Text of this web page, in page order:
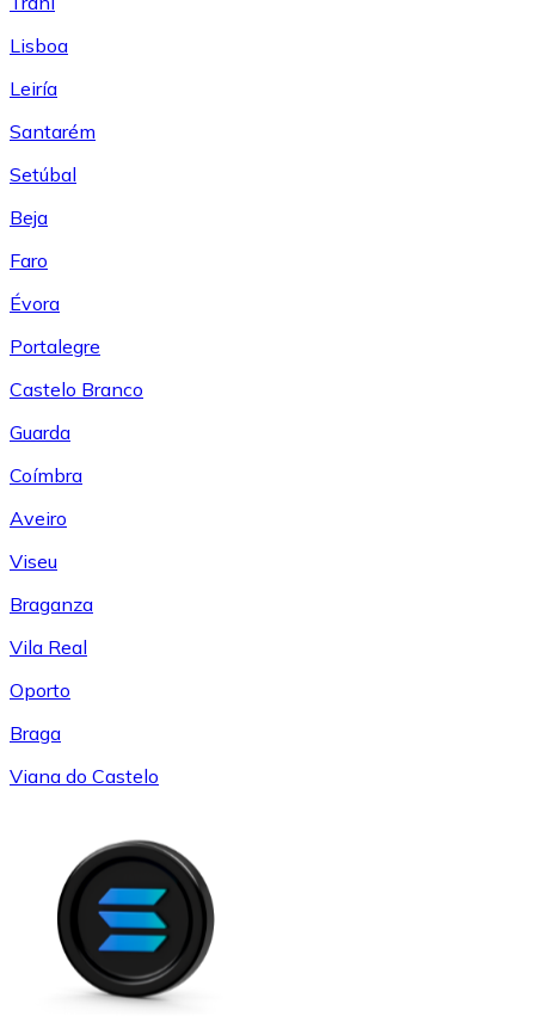
Lisboa
Leiría
Santarém
Setúbal
Beja
Faro
Évora
Portalegre
Castelo Branco
Guarda
Coímbra
Aveiro
Viseu
Braganza
Vila Real
Oporto
Braga
Viana do Castelo